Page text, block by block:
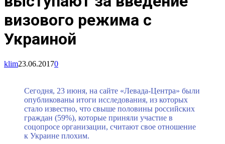
визового режима с
Украиной
klim23.06.20170
Сегодня, 23 июня, на сайте «Левада-Центра» были
опубликованы итоги исследования, из которых
стало известно, что свыше половины российских
граждан (59%), которые приняли участие в
соцопросе организации, считают свое отношение
к Украине плохим.